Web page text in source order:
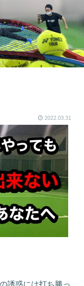
2022.03.31